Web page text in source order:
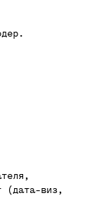
(дата-виз,